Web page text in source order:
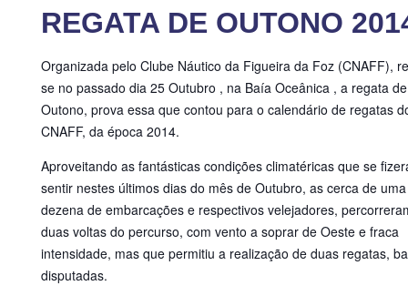
REGATA DE OUTONO
Organizada pelo Clube Náutico da Figueira da Foz (CNAFF),
se no passado dia 25 Outubro , na Baía Oceânica , a regata de
Outono, prova essa que contou para o calendário de regatas
CNAFF, da época 2014.
Aproveitando as fantásticas condições climatéricas que se
sentir nestes últimos dias do mês de Outubro, as cerca de uma
dezena de embarcações e respectivos velejadores,
duas voltas do percurso, com vento a soprar de Oeste e fraca
intensidade, mas que permitiu a realização de duas regatas,
disputadas.